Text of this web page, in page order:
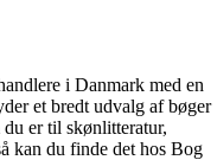
i Danmark med en
et bredt udvalg af bøger
er til skønlitteratur,
kan du finde det hos Bog